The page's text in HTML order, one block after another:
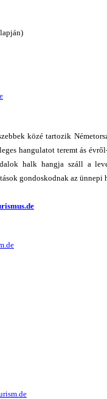
közé tartozik
hangulatot teremt ás
halk hangja száll a
gondoskodnak az ünnepi